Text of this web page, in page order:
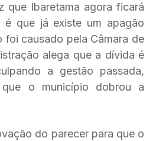
que Ibaretama agora ficará
que já existe um apagão
foi causado pela Câmara de
alega que a dívida é
a gestão passada,
o município dobrou a
do parecer para que o